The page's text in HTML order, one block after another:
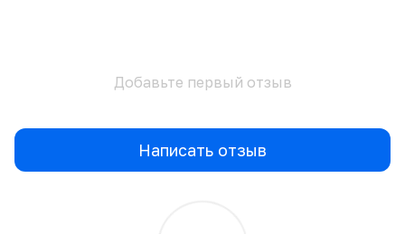
Добавьте первый отзыв
Написать отзыв